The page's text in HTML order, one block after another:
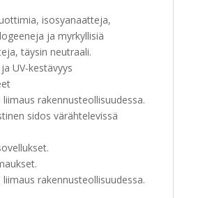
isosyanaatteja,
ja myrkyllisiä
täysin neutraali.
UV-kestävyys
liimaus rakennusteollisuudessa.
sidos värähtelevissä
liimaus rakennusteollisuudessa.